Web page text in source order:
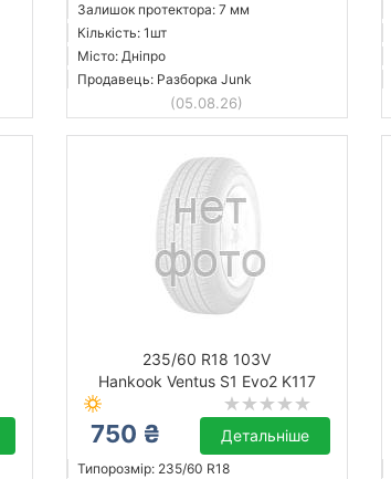
Залишок протектора: 7 мм
Кількість: 1шт
Місто: Дніпро
Продавець: Разборка Junk
(05.08.26)
235/60 R18 103V
Hankook Ventus S1 Evo2 K117
750 ₴ Детальніше
Типорозмір: 235/60 R18